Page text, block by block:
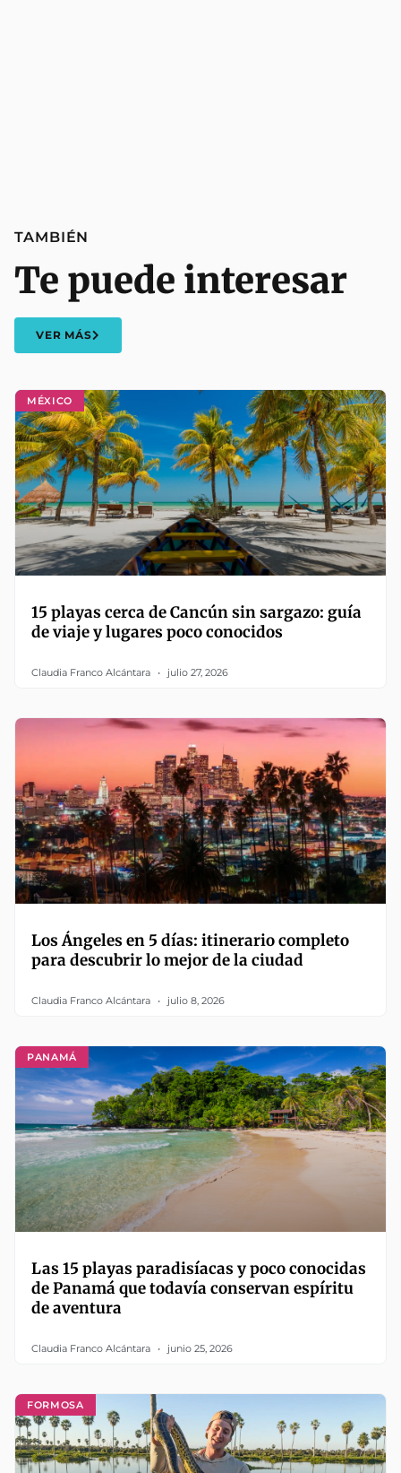
MÉXICO
15 playas cerca de Cancún sin sargazo: guía
de viaje y lugares poco conocidos
Claudia Franco Alcántara julio 27, 2026
Los Ángeles en 5 días: itinerario completo
para descubrir lo mejor de la ciudad
Claudia Franco Alcántara julio 8, 2026
PANAMÁ
Las 15 playas paradisíacas y poco conocidas
de Panamá que todavía conservan espíritu
de aventura
Claudia Franco Alcántara junio 25, 2026
TAMBIÉN
Te puede interesar
VER MÁS
FORMOSA